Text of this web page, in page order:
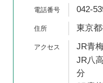
042-
東京
JR青
JR八
分